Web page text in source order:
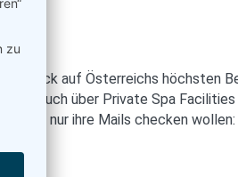
Blick auf Österreichs höchsten
auch über Private Spa
nicht nur ihre Mails checken wollen: